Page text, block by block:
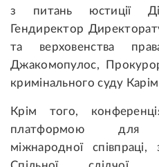
з питань юстиції
Гендиректор
та верховенства
Джакомопулос,
кримінального суду
Крім того,
платформою для
міжнародної співпраці,